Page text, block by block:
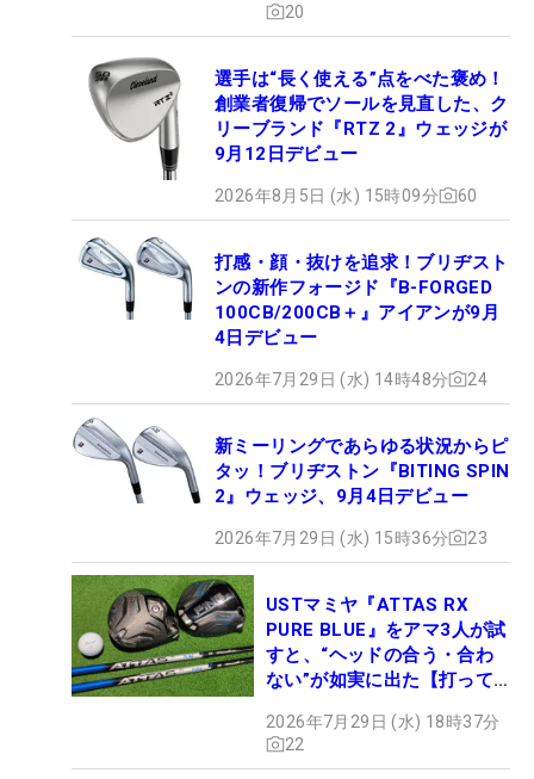
20
選手は“長く使える”点をべた褒め！
創業者復帰でソールを見直した、ク
リーブランド『RTZ 2』ウェッジが
9月12日デビュー
2026年8月5日 (水) 15時09分 60
打感・顔・抜けを追求！ブリヂスト
ンの新作フォージド『B-FORGED
100CB/200CB＋』アイアンが9月
4日デビュー
2026年7月29日 (水) 14時48分 24
新ミーリングであらゆる状況からピ
タッ！ブリヂストン『BITING SPIN
2』ウェッジ、9月4日デビュー
2026年7月29日 (水) 15時36分 23
USTマミヤ『ATTAS RX
PURE BLUE』をアマ3人が試
すと、“ヘッドの合う・合わ
ない”が如実に出た【打って
2026年7月29日 (水) 18時37分
22